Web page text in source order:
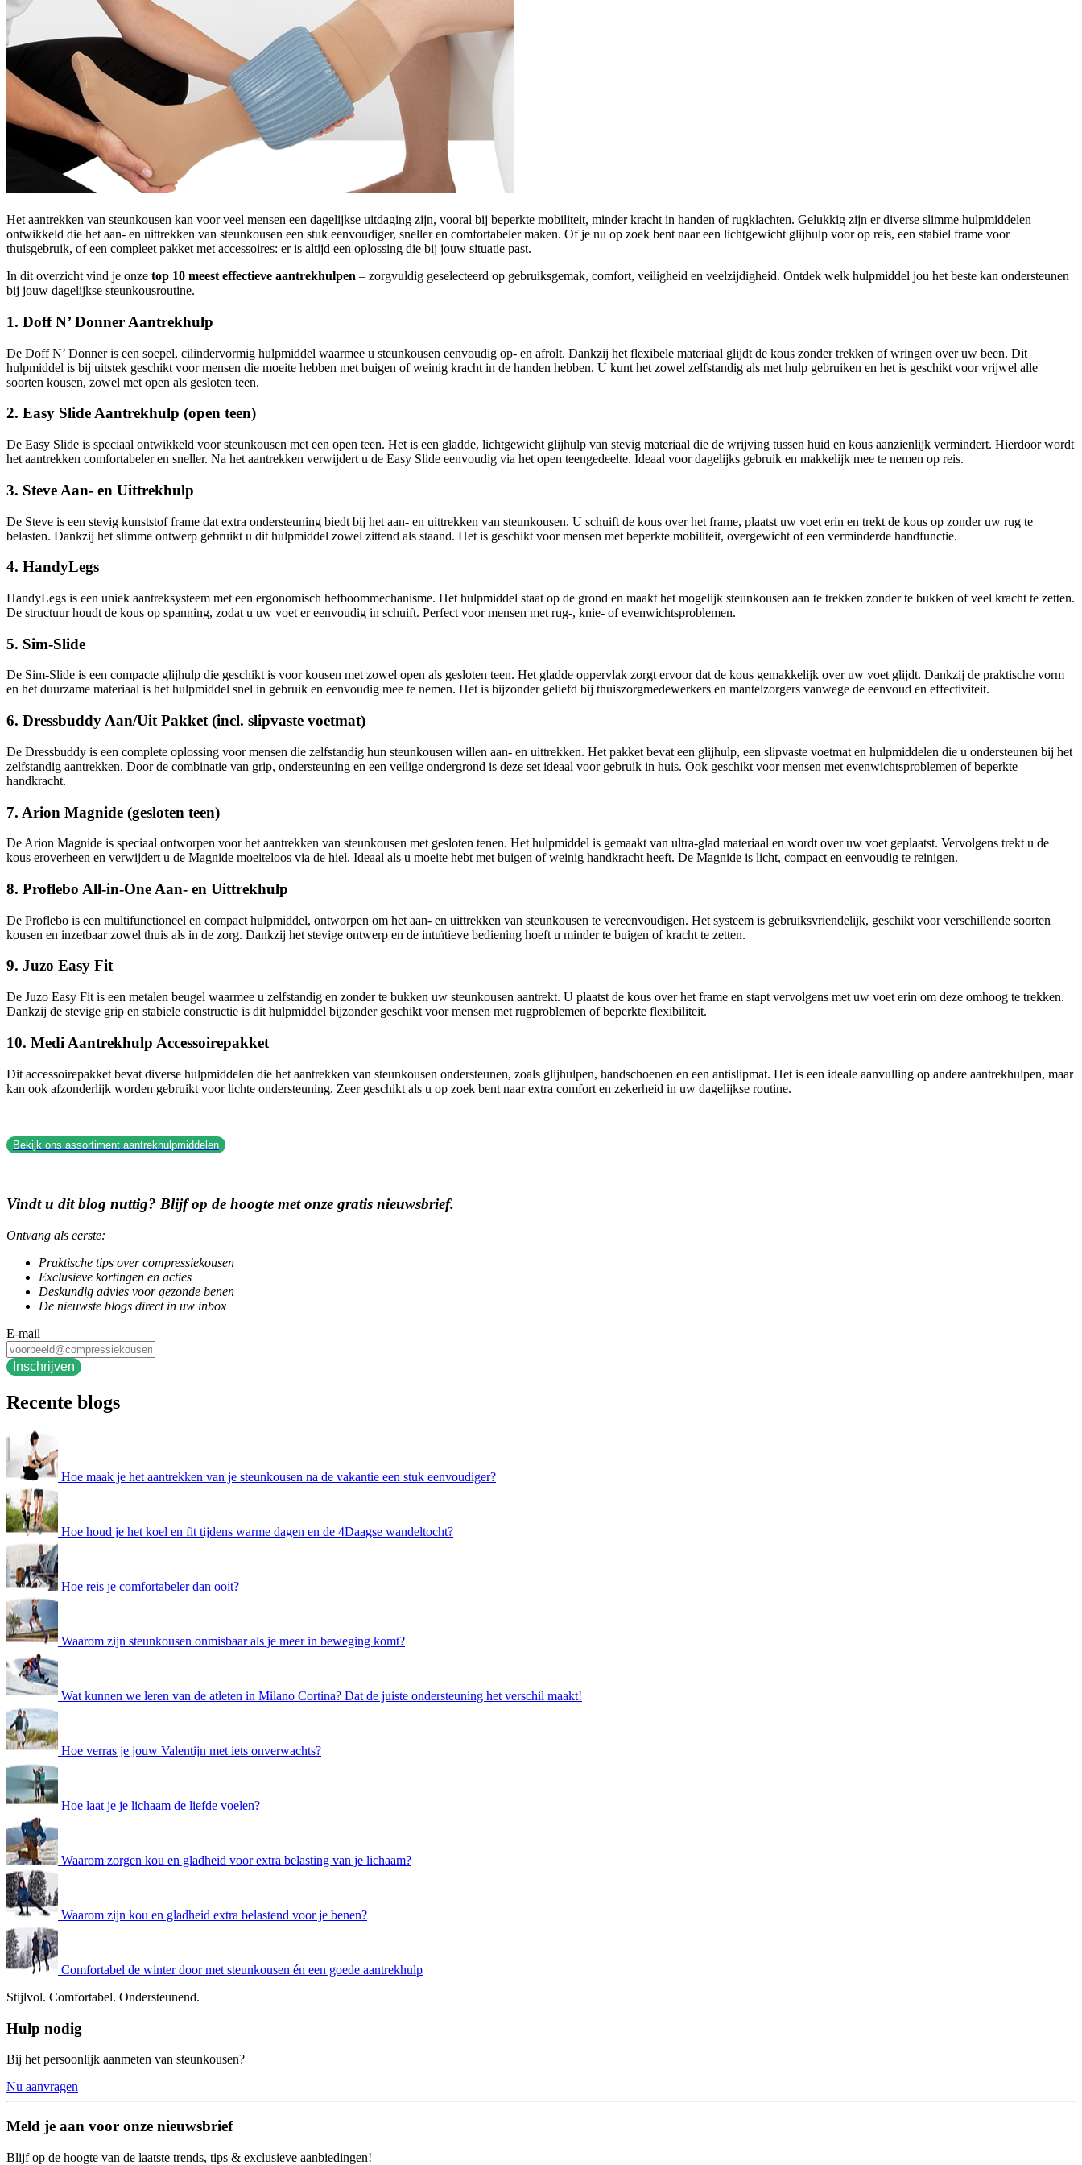
Het aantrekken van steunkousen kan voor veel mensen een dagelijkse uitdaging zijn, vooral bij beperkte mobiliteit, minder kracht in handen of rugklachten. Gelukkig zijn er diverse slimme hulpmiddelen
ontwikkeld die het aan- en uittrekken van steunkousen een stuk eenvoudiger, sneller en comfortabeler maken. Of je nu op zoek bent naar een lichtgewicht glijhulp voor op reis, een stabiel frame voor
thuisgebruik, of een compleet pakket met accessoires: er is altijd een oplossing die bij jouw situatie past.
In dit overzicht vind je onze top 10 meest effectieve aantrekhulpen – zorgvuldig geselecteerd op gebruiksgemak, comfort, veiligheid en veelzijdigheid. Ontdek welk hulpmiddel jou het beste kan ondersteunen
bij jouw dagelijkse steunkousroutine.
1. Doff N’ Donner Aantrekhulp
De Doff N’ Donner is een soepel, cilindervormig hulpmiddel waarmee u steunkousen eenvoudig op- en afrolt. Dankzij het flexibele materiaal glijdt de kous zonder trekken of wringen over uw been. Dit
hulpmiddel is bij uitstek geschikt voor mensen die moeite hebben met buigen of weinig kracht in de handen hebben. U kunt het zowel zelfstandig als met hulp gebruiken en het is geschikt voor vrijwel alle
soorten kousen, zowel met open als gesloten teen.
2. Easy Slide Aantrekhulp (open teen)
De Easy Slide is speciaal ontwikkeld voor steunkousen met een open teen. Het is een gladde, lichtgewicht glijhulp van stevig materiaal die de wrijving tussen huid en kous aanzienlijk vermindert. Hierdoor wordt
het aantrekken comfortabeler en sneller. Na het aantrekken verwijdert u de Easy Slide eenvoudig via het open teengedeelte. Ideaal voor dagelijks gebruik en makkelijk mee te nemen op reis.
3. Steve Aan- en Uittrekhulp
De Steve is een stevig kunststof frame dat extra ondersteuning biedt bij het aan- en uittrekken van steunkousen. U schuift de kous over het frame, plaatst uw voet erin en trekt de kous op zonder uw rug te
belasten. Dankzij het slimme ontwerp gebruikt u dit hulpmiddel zowel zittend als staand. Het is geschikt voor mensen met beperkte mobiliteit, overgewicht of een verminderde handfunctie.
4. HandyLegs
HandyLegs is een uniek aantreksysteem met een ergonomisch hefboommechanisme. Het hulpmiddel staat op de grond en maakt het mogelijk steunkousen aan te trekken zonder te bukken of veel kracht te zetten.
De structuur houdt de kous op spanning, zodat u uw voet er eenvoudig in schuift. Perfect voor mensen met rug-, knie- of evenwichtsproblemen.
5. Sim-Slide
De Sim-Slide is een compacte glijhulp die geschikt is voor kousen met zowel open als gesloten teen. Het gladde oppervlak zorgt ervoor dat de kous gemakkelijk over uw voet glijdt. Dankzij de praktische vorm
en het duurzame materiaal is het hulpmiddel snel in gebruik en eenvoudig mee te nemen. Het is bijzonder geliefd bij thuiszorgmedewerkers en mantelzorgers vanwege de eenvoud en effectiviteit.
6. Dressbuddy Aan/Uit Pakket (incl. slipvaste voetmat)
De Dressbuddy is een complete oplossing voor mensen die zelfstandig hun steunkousen willen aan- en uittrekken. Het pakket bevat een glijhulp, een slipvaste voetmat en hulpmiddelen die u ondersteunen bij het
zelfstandig aantrekken. Door de combinatie van grip, ondersteuning en een veilige ondergrond is deze set ideaal voor gebruik in huis. Ook geschikt voor mensen met evenwichtsproblemen of beperkte
handkracht.
7. Arion Magnide (gesloten teen)
De Arion Magnide is speciaal ontworpen voor het aantrekken van steunkousen met gesloten tenen. Het hulpmiddel is gemaakt van ultra-glad materiaal en wordt over uw voet geplaatst. Vervolgens trekt u de
kous eroverheen en verwijdert u de Magnide moeiteloos via de hiel. Ideaal als u moeite hebt met buigen of weinig handkracht heeft. De Magnide is licht, compact en eenvoudig te reinigen.
8. Proflebo All-in-One Aan- en Uittrekhulp
De Proflebo is een multifunctioneel en compact hulpmiddel, ontworpen om het aan- en uittrekken van steunkousen te vereenvoudigen. Het systeem is gebruiksvriendelijk, geschikt voor verschillende soorten
kousen en inzetbaar zowel thuis als in de zorg. Dankzij het stevige ontwerp en de intuïtieve bediening hoeft u minder te buigen of kracht te zetten.
9. Juzo Easy Fit
De Juzo Easy Fit is een metalen beugel waarmee u zelfstandig en zonder te bukken uw steunkousen aantrekt. U plaatst de kous over het frame en stapt vervolgens met uw voet erin om deze omhoog te trekken.
Dankzij de stevige grip en stabiele constructie is dit hulpmiddel bijzonder geschikt voor mensen met rugproblemen of beperkte flexibiliteit.
10. Medi Aantrekhulp Accessoirepakket
Dit accessoirepakket bevat diverse hulpmiddelen die het aantrekken van steunkousen ondersteunen, zoals glijhulpen, handschoenen en een antislipmat. Het is een ideale aanvulling op andere aantrekhulpen, maar
kan ook afzonderlijk worden gebruikt voor lichte ondersteuning. Zeer geschikt als u op zoek bent naar extra comfort en zekerheid in uw dagelijkse routine.
Bekijk ons assortiment aantrekhulpmiddelen
Vindt u dit blog nuttig? Blijf op de hoogte met onze gratis nieuwsbrief.
Ontvang als eerste:
Praktische tips over compressiekousen
Exclusieve kortingen en acties
Deskundig advies voor gezonde benen
De nieuwste blogs direct in uw inbox
E-mail
Inschrijven
Recente blogs
Hoe maak je het aantrekken van je steunkousen na de vakantie een stuk eenvoudiger?
Hoe houd je het koel en fit tijdens warme dagen en de 4Daagse wandeltocht?
Hoe reis je comfortabeler dan ooit?
Waarom zijn steunkousen onmisbaar als je meer in beweging komt?
Wat kunnen we leren van de atleten in Milano Cortina? Dat de juiste ondersteuning het verschil maakt!
Hoe verras je jouw Valentijn met iets onverwachts?
Hoe laat je je lichaam de liefde voelen?
Waarom zorgen kou en gladheid voor extra belasting van je lichaam?
Waarom zijn kou en gladheid extra belastend voor je benen?
Comfortabel de winter door met steunkousen én een goede aantrekhulp
Stijlvol. Comfortabel. Ondersteunend.
Hulp nodig
Bij het persoonlijk aanmeten van steunkousen?
Nu aanvragen
Meld je aan voor onze nieuwsbrief
Blijf op de hoogte van de laatste trends, tips & exclusieve aanbiedingen!